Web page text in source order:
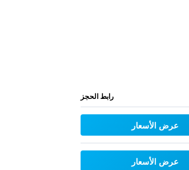
رابط الحجز
عرض الأسعار
عرض الأسعار